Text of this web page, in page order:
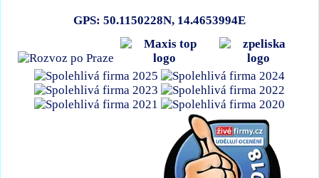
GPS: 50.1150228N, 14.4653994E